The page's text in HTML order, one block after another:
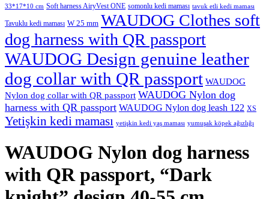
33*17*10 cm Soft harness AiryVest ONE somonlu kedi maması tavuk etli kedi maması
Tavuklu kedi maması W 25 mm WAUDOG Clothes soft
dog harness with QR passport
WAUDOG Design genuine leather
dog collar with QR passport WAUDOG
Nylon dog collar with QR passport WAUDOG Nylon dog
harness with QR passport WAUDOG Nylon dog leash 122 XS
Yetişkin kedi maması yetişkin kedi yaş maması yumuşak köpek ağızlığı
WAUDOG Nylon dog harness
with QR passport, “Dark